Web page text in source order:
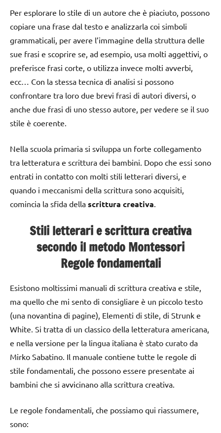
Per esplorare lo stile di un autore che è piaciuto, possono
copiare una frase dal testo e analizzarla coi simboli
grammaticali, per avere l’immagine della struttura delle
sue frasi e scoprire se, ad esempio, usa molti aggettivi, o
preferisce frasi corte, o utilizza invece molti avverbi,
ecc… Con la stessa tecnica di analisi si possono
confrontare tra loro due brevi frasi di autori diversi, o
anche due frasi di uno stesso autore, per vedere se il suo
stile è coerente.
Nella scuola primaria si sviluppa un forte collegamento
tra letteratura e scrittura dei bambini. Dopo che essi sono
entrati in contatto con molti stili letterari diversi, e
quando i meccanismi della scrittura sono acquisiti,
comincia la sfida della scrittura creativa
Stili letterari e scrittura creativa
secondo il metodo Montessori
Regole fondamentali
Esistono moltissimi manuali di scrittura creativa e stile,
ma quello che mi sento di consigliare è un piccolo testo
(una novantina di pagine), Elementi di stile, di Strunk e
White. Si tratta di un classico della letteratura americana,
e nella versione per la lingua italiana è stato curato da
Mirko Sabatino. Il manuale contiene tutte le regole di
stile fondamentali, che possono essere presentate ai
bambini che si avvicinano alla scrittura creativa.
Le regole fondamentali, che possiamo qui riassumere,
sono: